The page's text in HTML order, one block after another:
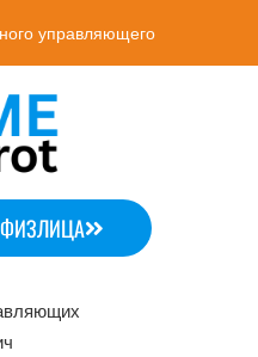
управляющего